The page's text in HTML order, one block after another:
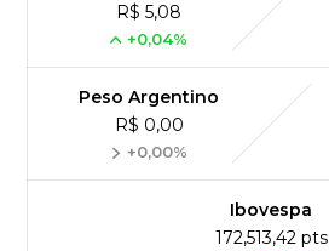
R$ 5,08
+0,04%
Peso Argentino
R$ 0,00
+0,00%
Ibovespa
172,513,42 pts